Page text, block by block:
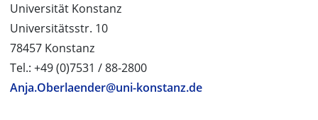
Universität Konstanz
Universitätsstr. 10
78457 Konstanz
Tel.: +49 (0)7531 / 88-2800
Anja.Oberlaender@uni-konstanz.de